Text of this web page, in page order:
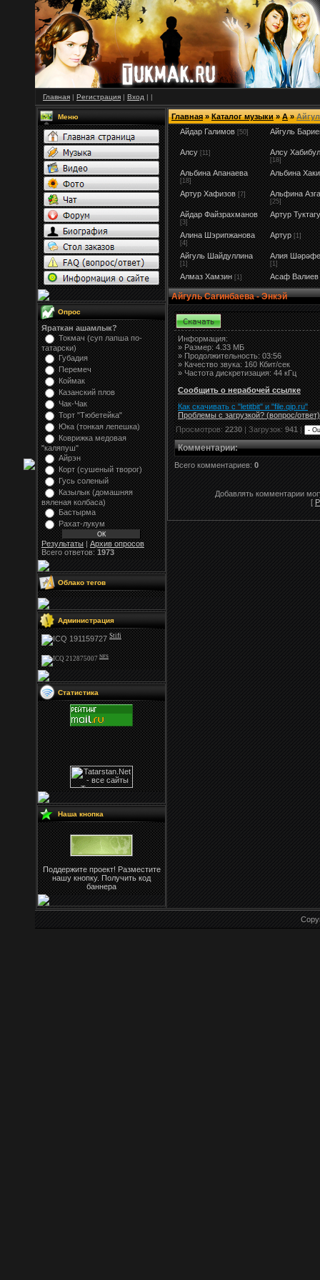
Главная | Регистрация | Вход | |
Меню
Опрос
Яраткан ашамлык?
Токмач (суп лапша по-
татарски)
Губадия
Перемеч
Коймак
Казанский плов
Чак-Чак
Торт "Тюбетейка"
Юка (тонкая лепешка)
Коврижка медовая
"каляпуш"
Айрэн
Корт (сушеный творог)
Гусь соленый
Казылык (домашняя
вяленая колбаса)
Бастырма
Рахат-лукум
Результаты|Архив опросов
Всего ответов:1973
Облако тегов
Администрация
Stifi
NFS
Статистика
Наша кнопка
Поддержите проект! Разместите
нашу кнопку. Получить код
баннера
Главная»Каталог музыки»А»
Айдар Галимов [50] Айгуль
Алсу [11] Алсу
[18]
Альбина Апанаева
[18]
Альбина
Артур Хафизов [7] Альфина
[25]
Айдар Файзрахманов
[3]
Артур
Алина Шэрипжанова
[4]
Артур [1]
Айгуль Шайдуллина
[1]
Алия
[1]
Алмаз Хамзин [1] Асаф Валиев
Айгуль Сагинбаева - Энкэй
Информация:
»Размер:4.33 МБ
» Продолжительность: 03:56
» Качество звука: 160 Кбит/сек
» Частота дискретизация: 44 кГц
Сообщить о нерабочей ссылке
Как скачивать с "letitbit" и "file.qip.ru"
Проблемы с загрузкой? (вопрос/ответ)
Просмотров:2230| Загрузок:941|
Комментарии:
Всего комментариев: 0
Добавлять комментарии
[